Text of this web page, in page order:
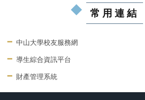
常用連結
中山大學校友服務網
導生綜合資訊平台
財產管理系統